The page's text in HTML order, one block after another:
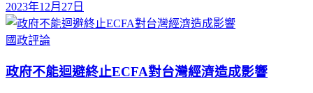
2023年12月27日
國政評論
政府不能迴避終止ECFA對台灣經濟造成影響